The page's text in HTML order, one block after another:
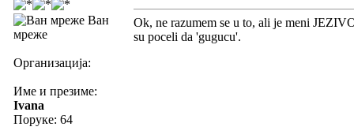
Ван
мреже
Организација:
Име и презиме:
Ivana
Поруке: 64
Ok, ne razumem se u to, ali je meni
su poceli da 'gugucu'.